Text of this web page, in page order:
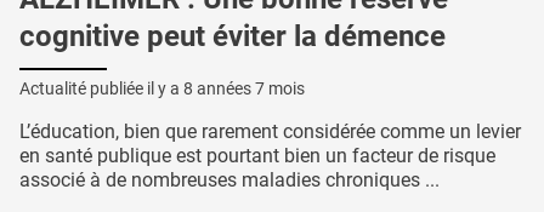
cognitive peut éviter la démence
Actualité publiée il y a 8 années 7 mois
L’éducation, bien que rarement considérée comme un levier
en santé publique est pourtant bien un facteur de risque
associé à de nombreuses maladies chroniques ...